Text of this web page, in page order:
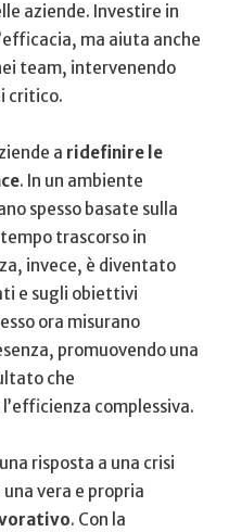
aziende.⁤ Investire in
ma aiuta anche
team, ​intervenendo​
critico.
a ridefinire​ le
. In un ambiente
spesso basate sulla
trascorso‍ in
invece,⁢ è diventato
e sugli obiettivi
ora misurano
promuovendo una⁢
che
complessiva.
risposta ‍a una crisi
vera e propria
. Con la